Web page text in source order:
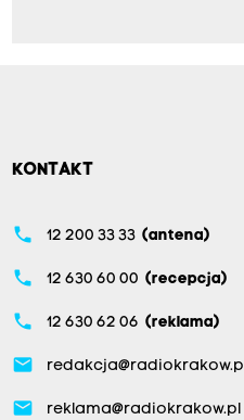
KONTAKT
phone 12 200 33 33 (antena)
phone 12 630 60 00 (recepcja)
phone 12 630 62 06 (reklama)
email redakcja@radiokrakow.pl
email reklama@radiokrakow.pl